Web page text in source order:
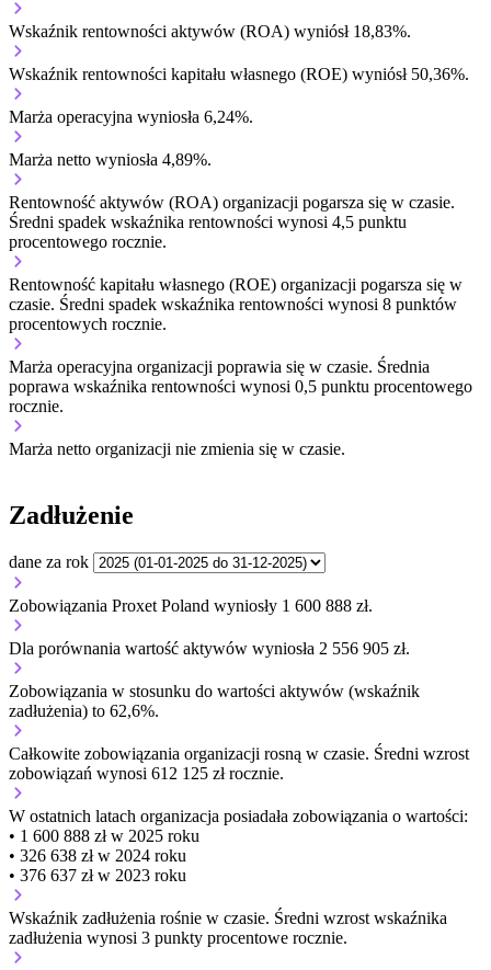
Wskaźnik rentowności aktywów (ROA) wyniósł 18,83%.
Wskaźnik rentowności kapitału własnego (ROE) wyniósł 50,36%.
Marża operacyjna wyniosła 6,24%.
Marża netto wyniosła 4,89%.
Rentowność aktywów (ROA) organizacji pogarsza się w czasie.
Średni spadek wskaźnika rentowności wynosi 4,5 punktu
procentowego rocznie.
Rentowność kapitału własnego (ROE) organizacji pogarsza się w
czasie. Średni spadek wskaźnika rentowności wynosi 8 punktów
procentowych rocznie.
Marża operacyjna organizacji poprawia się w czasie. Średnia
poprawa wskaźnika rentowności wynosi 0,5 punktu procentowego
rocznie.
Marża netto organizacji nie zmienia się w czasie.
Zadłużenie
dane za rok
Zobowiązania Proxet Poland wyniosły 1 600 888 zł.
Dla porównania wartość aktywów wyniosła 2 556 905 zł.
Zobowiązania w stosunku do wartości aktywów (wskaźnik
zadłużenia) to 62,6%.
Całkowite zobowiązania organizacji rosną w czasie. Średni wzrost
zobowiązań wynosi 612 125 zł rocznie.
W ostatnich latach organizacja posiadała zobowiązania o wartości:
• 1 600 888 zł w 2025 roku
• 326 638 zł w 2024 roku
• 376 637 zł w 2023 roku
Wskaźnik zadłużenia rośnie w czasie. Średni wzrost wskaźnika
zadłużenia wynosi 3 punkty procentowe rocznie.